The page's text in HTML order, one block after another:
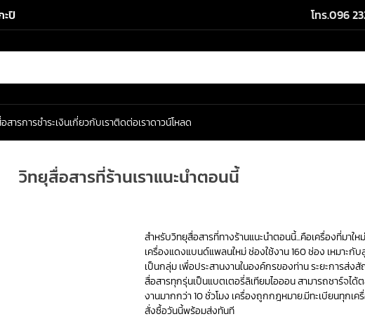
ะปิ โทร.096
สารการชำระเงินเกี่ยวกับเราติดต่อเราดาวน์โหลด
วิทยุสื่อสารที่ร้านเราแนะนำตอนนี้
สำหรับวิทยุสื่อสารที่ทางร้านแนะนำตอนนี้...คือเครื่องที่มา
เครื่องแดงแบนด์แพลนใหม่ ช่องใช้งาน 160 ช่อง เหมาะ
เป็นกลุ่ม เพื่อประสานงานในองค์กรของท่าน ระยะการ
สื่อสารทุกรุ่นเป็นแบตเตอรี่ลิเทียมไอออน สามารถชาร์จได้
งานมากกว่า 10 ชั่วโมง เครื่องถูกกฎหมาย.มีทะเบียนทุกเ
สั่งซื้อวันนี้พร้อมส่งทันที